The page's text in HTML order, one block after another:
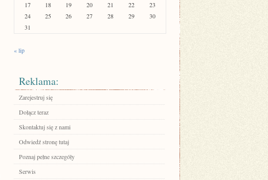
17
18 19 20 21 22
23
24
25 26 27 28 29
30
31
« lip
Reklama:
Zarejestruj się
Dołącz teraz
Skontaktuj się z nami
Odwiedź stronę tutaj
Poznaj pełne szczegóły
Serwis